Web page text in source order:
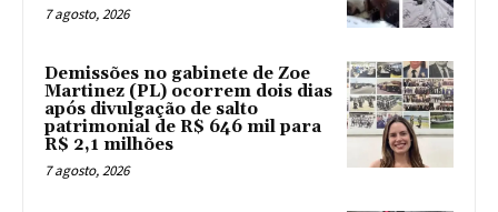
7 agosto, 2026
Demissões no gabinete de Zoe
Martinez (PL) ocorrem dois dias
após divulgação de salto
patrimonial de R$ 646 mil para
R$ 2,1 milhões
7 agosto, 2026